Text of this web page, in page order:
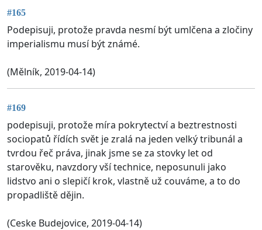
#165
Podepisuji, protože pravda nesmí být umlčena a zločiny
imperialismu musí být známé.
(Mělník, 2019-04-14)
#169
podepisuji, protože míra pokrytectví a beztrestnosti
sociopatů řídích svět je zralá na jeden velký tribunál a
tvrdou řeč práva, jinak jsme se za stovky let od
starověku, navzdory vší technice, neposunuli jako
lidstvo ani o slepičí krok, vlastně už couváme, a to do
propadliště dějin.
(Ceske Budejovice, 2019-04-14)